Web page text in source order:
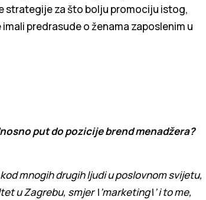
strategije za što bolju promociju istog,
predrasude o ženama zaposlenim u
put do pozicije brend menadžera?
mnogih drugih ljudi u poslovnom svijetu,
u Zagrebu, smjer \’marketing\’ i to me,